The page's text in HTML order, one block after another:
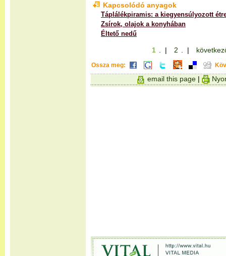
Kapcsolódó anyagok
Táplálékpiramis: a kiegyensúlyozott
Zsírok, olajok a konyhában
Éltető nedű
1 . | 2 . |
Ossza meg:
email this page|